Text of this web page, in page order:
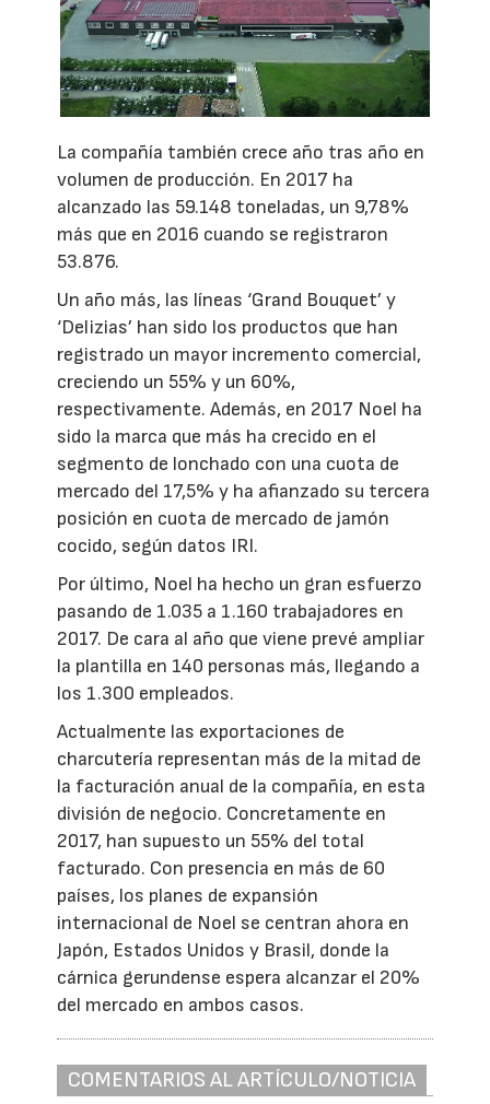
La compañía también crece año tras año en
volumen de producción. En 2017 ha
alcanzado las 59.148 toneladas, un 9,78%
más que en 2016 cuando se registraron
53.876.
Un año más, las líneas ‘Grand Bouquet’ y
‘Delizias’ han sido los productos que han
registrado un mayor incremento comercial,
creciendo un 55% y un 60%,
respectivamente. Además, en 2017 Noel ha
sido la marca que más ha crecido en el
segmento de lonchado con una cuota de
mercado del 17,5% y ha afianzado su tercera
posición en cuota de mercado de jamón
cocido, según datos IRI.
Por último, Noel ha hecho un gran esfuerzo
pasando de 1.035 a 1.160 trabajadores en
2017. De cara al año que viene prevé ampliar
la plantilla en 140 personas más, llegando a
los 1.300 empleados.
Actualmente las exportaciones de
charcutería representan más de la mitad de
la facturación anual de la compañía, en esta
división de negocio. Concretamente en
2017, han supuesto un 55% del total
facturado. Con presencia en más de 60
países, los planes de expansión
internacional de Noel se centran ahora en
Japón, Estados Unidos y Brasil, donde la
cárnica gerundense espera alcanzar el 20%
del mercado en ambos casos.
COMENTARIOS AL ARTÍCULO/NOTICIA